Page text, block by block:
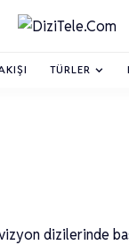
TÜRLER
dizilerinde